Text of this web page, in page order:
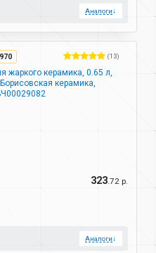
Аналоги↓
(13)
жаркого керамика, 0.65 л,
керамика,
323 .72 р.
Аналоги↓